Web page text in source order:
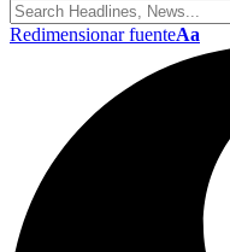
Redimensionar fuenteAa